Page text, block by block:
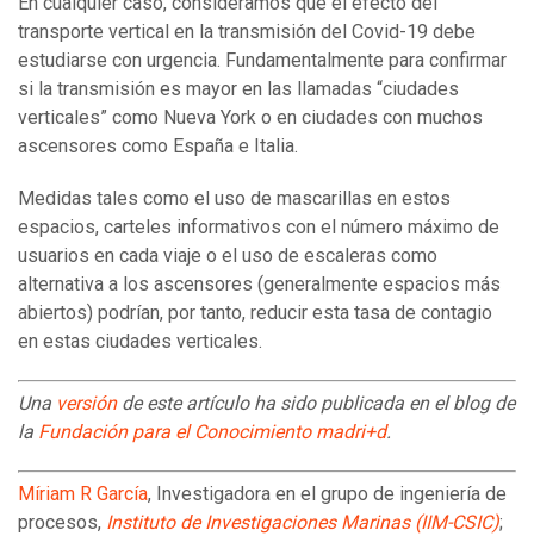
transporte vertical en la transmisión del Covid-19 debe
estudiarse con urgencia. Fundamentalmente para confirmar
si la transmisión es mayor en las llamadas “ciudades
verticales” como Nueva York o en ciudades con muchos
ascensores como España e Italia.
Medidas tales como el uso de mascarillas en estos
espacios, carteles informativos con el número máximo de
usuarios en cada viaje o el uso de escaleras como
alternativa a los ascensores (generalmente espacios más
abiertos) podrían, por tanto, reducir esta tasa de contagio
en estas ciudades verticales.
Una versión de este artículo ha sido publicada en el blog de
la Fundación para el Conocimiento madri+d.
Míriam R García, Investigadora en el grupo de ingeniería de
procesos, Instituto de Investigaciones Marinas (IIM-CSIC);